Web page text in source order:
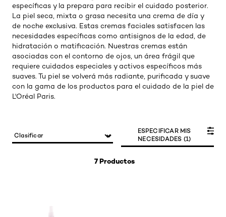
específicas y la prepara para recibir el cuidado posterior.
La piel seca, mixta o grasa necesita una crema de día y
de noche exclusiva. Estas cremas faciales satisfacen las
necesidades específicas como antisignos de la edad, de
hidratación o matificación. Nuestras cremas están
asociadas con el contorno de ojos, un área frágil que
requiere cuidados especiales y activos específicos más
suaves. Tu piel se volverá más radiante, purificada y suave
con la gama de los productos para el cuidado de la piel de
L'Oréal Paris.
7 Productos
ESPECIFICAR MIS
NECESIDADES (1)